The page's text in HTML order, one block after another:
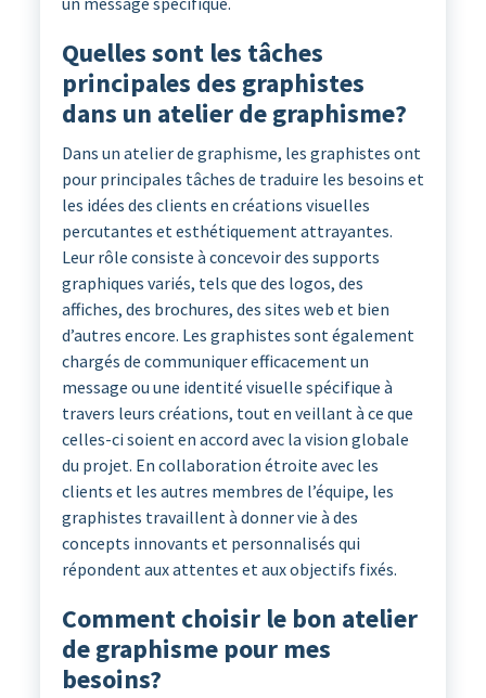
Quelles sont les tâches
principales des graphistes
dans un atelier de graphisme?
Dans un atelier de graphisme, les graphistes ont
pour principales tâches de traduire les besoins et
les idées des clients en créations visuelles
percutantes et esthétiquement attrayantes.
Leur rôle consiste à concevoir des supports
graphiques variés, tels que des logos, des
affiches, des brochures, des sites web et bien
d’autres encore. Les graphistes sont également
chargés de communiquer efficacement un
message ou une identité visuelle spécifique à
travers leurs créations, tout en veillant à ce que
celles-ci soient en accord avec la vision globale
du projet. En collaboration étroite avec les
clients et les autres membres de l’équipe, les
graphistes travaillent à donner vie à des
concepts innovants et personnalisés qui
répondent aux attentes et aux objectifs fixés.
Comment choisir le bon atelier
de graphisme pour mes
besoins?